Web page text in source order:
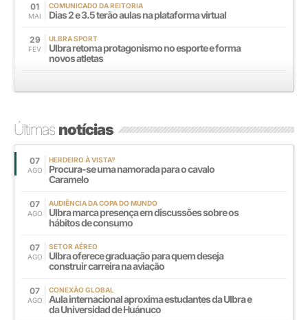
01
MAI
COMUNICADO DA REITORIA
Dias 2 e 3.5 terão aulas na plataforma virtual
29
FEV
ULBRA SPORT
Ulbra retoma protagonismo no esporte e forma
novos atletas
Últimasnotícias
07
AGO
HERDEIRO À VISTA?
Procura-se uma namorada para o cavalo
Caramelo
07
AGO
AUDIÊNCIA DA COPA DO MUNDO
Ulbra marca presença em discussões sobre os
hábitos de consumo
07
AGO
SETOR AÉREO
Ulbra oferece graduação para quem deseja
construir carreira na aviação
07
AGO
CONEXÃO GLOBAL
Aula internacional aproxima estudantes da Ulbra e
da Universidad de Huánuco